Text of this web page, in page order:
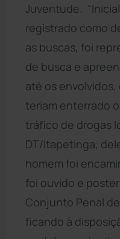
Juventude.
registrado como
as buscas, foi
de busca e
até os
teriam enterrado
tráfico de drogas
DT/Itapetinga,
homem foi
foi ouvido e
Conjunto Penal
ficando à